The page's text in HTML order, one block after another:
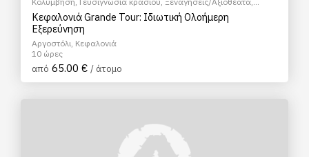
Πολιτιστικά - Πολιτισμικά
Κεφαλονιά Grande Tour: Ιδιωτική Ολοήμερη
Εξερεύνηση
Αργοστόλι, Κεφαλονιά
10 ώρες
από 65.00 € / άτομο